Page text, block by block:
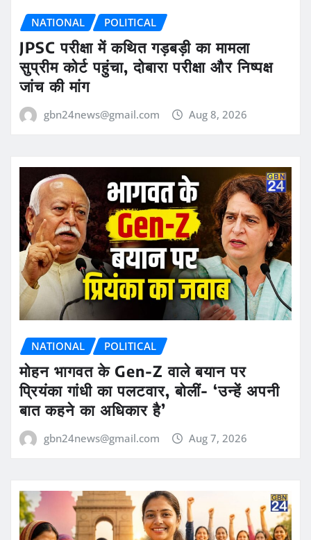
NATIONAL POLITICAL
JPSC परीक्षा में कथित गड़बड़ी का मामला
सुप्रीम कोर्ट पहुंचा, दोबारा परीक्षा और निष्पक्ष
जांच की मांग
gbn24news@gmail.com Aug 8, 2026
NATIONAL POLITICAL
मोहन भागवत के Gen-Z वाले बयान पर
प्रियंका गांधी का पलटवार, बोलीं- ‘उन्हें अपनी
बात कहने का अधिकार है’
gbn24news@gmail.com Aug 7, 2026